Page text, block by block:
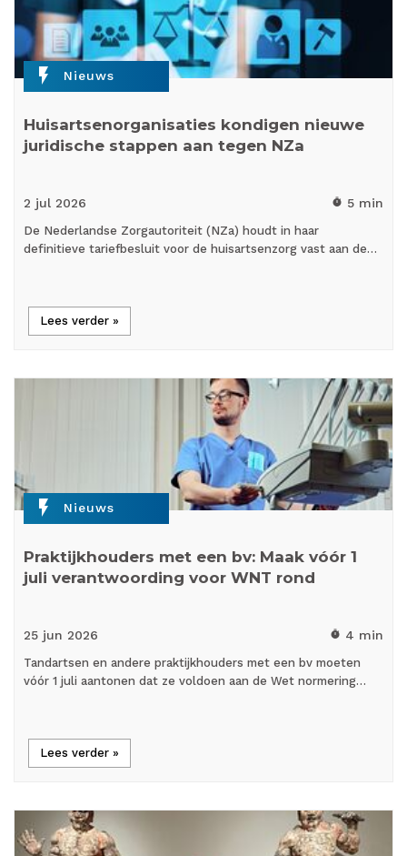
flash_on Nieuws
Huisartsenorganisaties kondigen nieuwe
juridische stappen aan tegen NZa
2 jul 2026 timer 5 min
De Nederlandse Zorgautoriteit (NZa) houdt in haar
definitieve tariefbesluit voor de huisartsenzorg vast aan de…
Lees verder »
flash_on Nieuws
Praktijkhouders met een bv: Maak vóór 1
juli verantwoording voor WNT rond
25 jun 2026 timer 4 min
Tandartsen en andere praktijkhouders met een bv moeten
vóór 1 juli aantonen dat ze voldoen aan de Wet normering…
Lees verder »